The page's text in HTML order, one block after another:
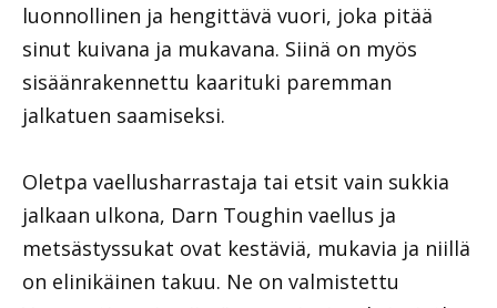
luonnollinen ja hengittävä vuori, joka pitää
sinut kuivana ja mukavana. Siinä on myös
sisäänrakennettu kaarituki paremman
jalkatuen saamiseksi.
Oletpa vaellusharrastaja tai etsit vain sukkia
jalkaan ulkona, Darn Toughin vaellus ja
metsästyssukat ovat kestäviä, mukavia ja niillä
on elinikäinen takuu. Ne on valmistettu